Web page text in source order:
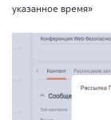
указанное время»